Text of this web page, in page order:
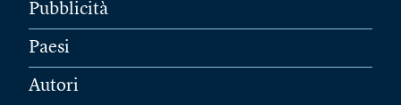
Pubblicità
Paesi
Autori